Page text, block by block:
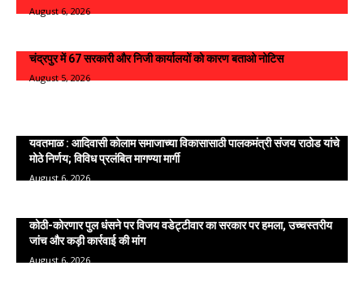
August 6, 2026
चंद्रपुर में 67 सरकारी और निजी कार्यालयों को कारण बताओ नोटिस
August 5, 2026
यवतमाळ : आदिवासी कोलाम समाजाच्या विकासासाठी पालकमंत्री संजय राठोड यांचे
मोठे निर्णय; विविध प्रलंबित मागण्या मार्गी
August 6, 2026
कोठी-कोरणार पुल धंसने पर विजय वडेट्टीवार का सरकार पर हमला, उच्चस्तरीय
जांच और कड़ी कार्रवाई की मांग
August 6, 2026